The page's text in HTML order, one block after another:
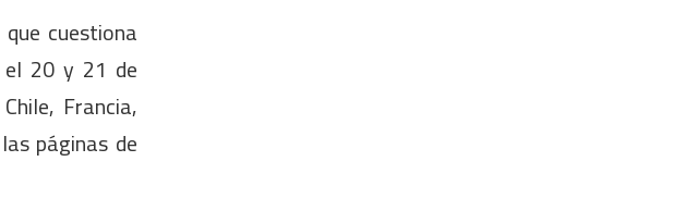
cuestiona
el 20 y 21 de
Francia,
páginas de